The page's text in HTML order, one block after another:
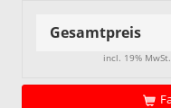
Gesamtpreis
incl. 19%